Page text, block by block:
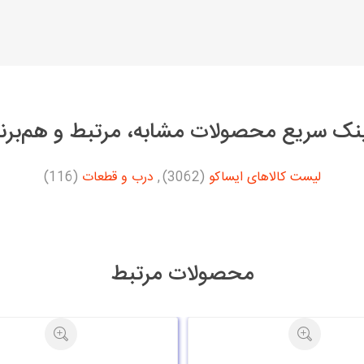
سریع محصولات مشابه، مرتبط و
لیست کالاهای ایساکو (3062)
, درب و قطعات (116)
محصولات مرتبط